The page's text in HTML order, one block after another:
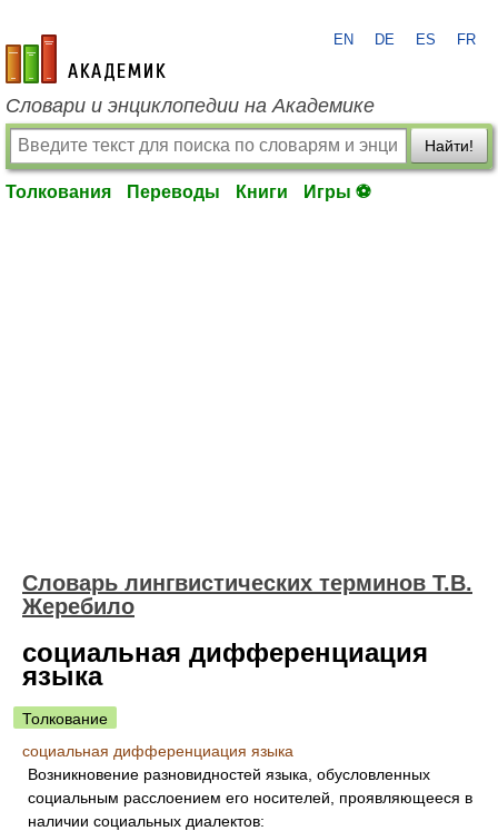
academic.ru
EN DE ES FR
Словари и энциклопедии на Академике
Найти!
Толкования Переводы Книги Игры ⚽
Словарь лингвистических терминов Т.В.
Жеребило
социальная дифференциация
языка
Толкование
социальная дифференциация языка
Возникновение разновидностей языка, обусловленных
социальным расслоением его носителей, проявляющееся в
наличии социальных диалектов: